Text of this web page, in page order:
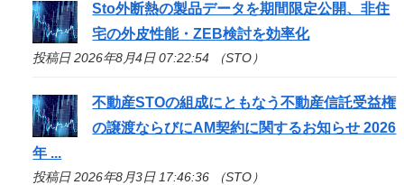
Sto外断熱の製品データを期間限定公開、非住
宅の外皮性能・ZEB検討を効率化
投稿日 2026年8月4日 07:22:54 （STO）
不動産STOの組成にともなう不動産信託受益権
の譲渡ならびにAM契約に関するお知らせ 2026
年 ...
投稿日 2026年8月3日 17:46:36 （STO）